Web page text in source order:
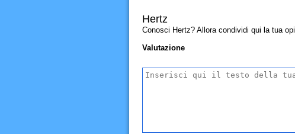
Hertz
Conosci Hertz? Allora condividi qui la tua
Valutazione